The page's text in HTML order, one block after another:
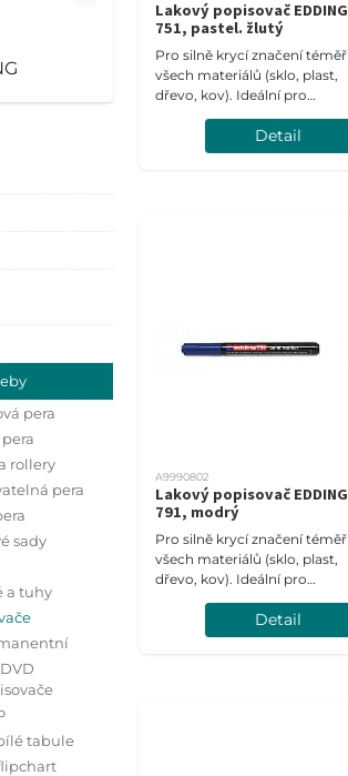
pera
rollery
pera
sady
a tuhy
tabule
Lakový popisovač EDDING
751, pastel. žlutý
Pro silně krycí značení téměř
všech materiálů (sklo, plast,
dřevo, kov). Ideální pro
tmavé a průsvitné materiály.
Šíře stopy 1-2 mm.Detail
A9990802
Lakový popisovač EDDING
791, modrý
Pro silně krycí značení téměř
všech materiálů (sklo, plast,
dřevo, kov). Ideální pro
tmavé a průsvitné materiály.
Šíře stopy 1-2 mm.Detail